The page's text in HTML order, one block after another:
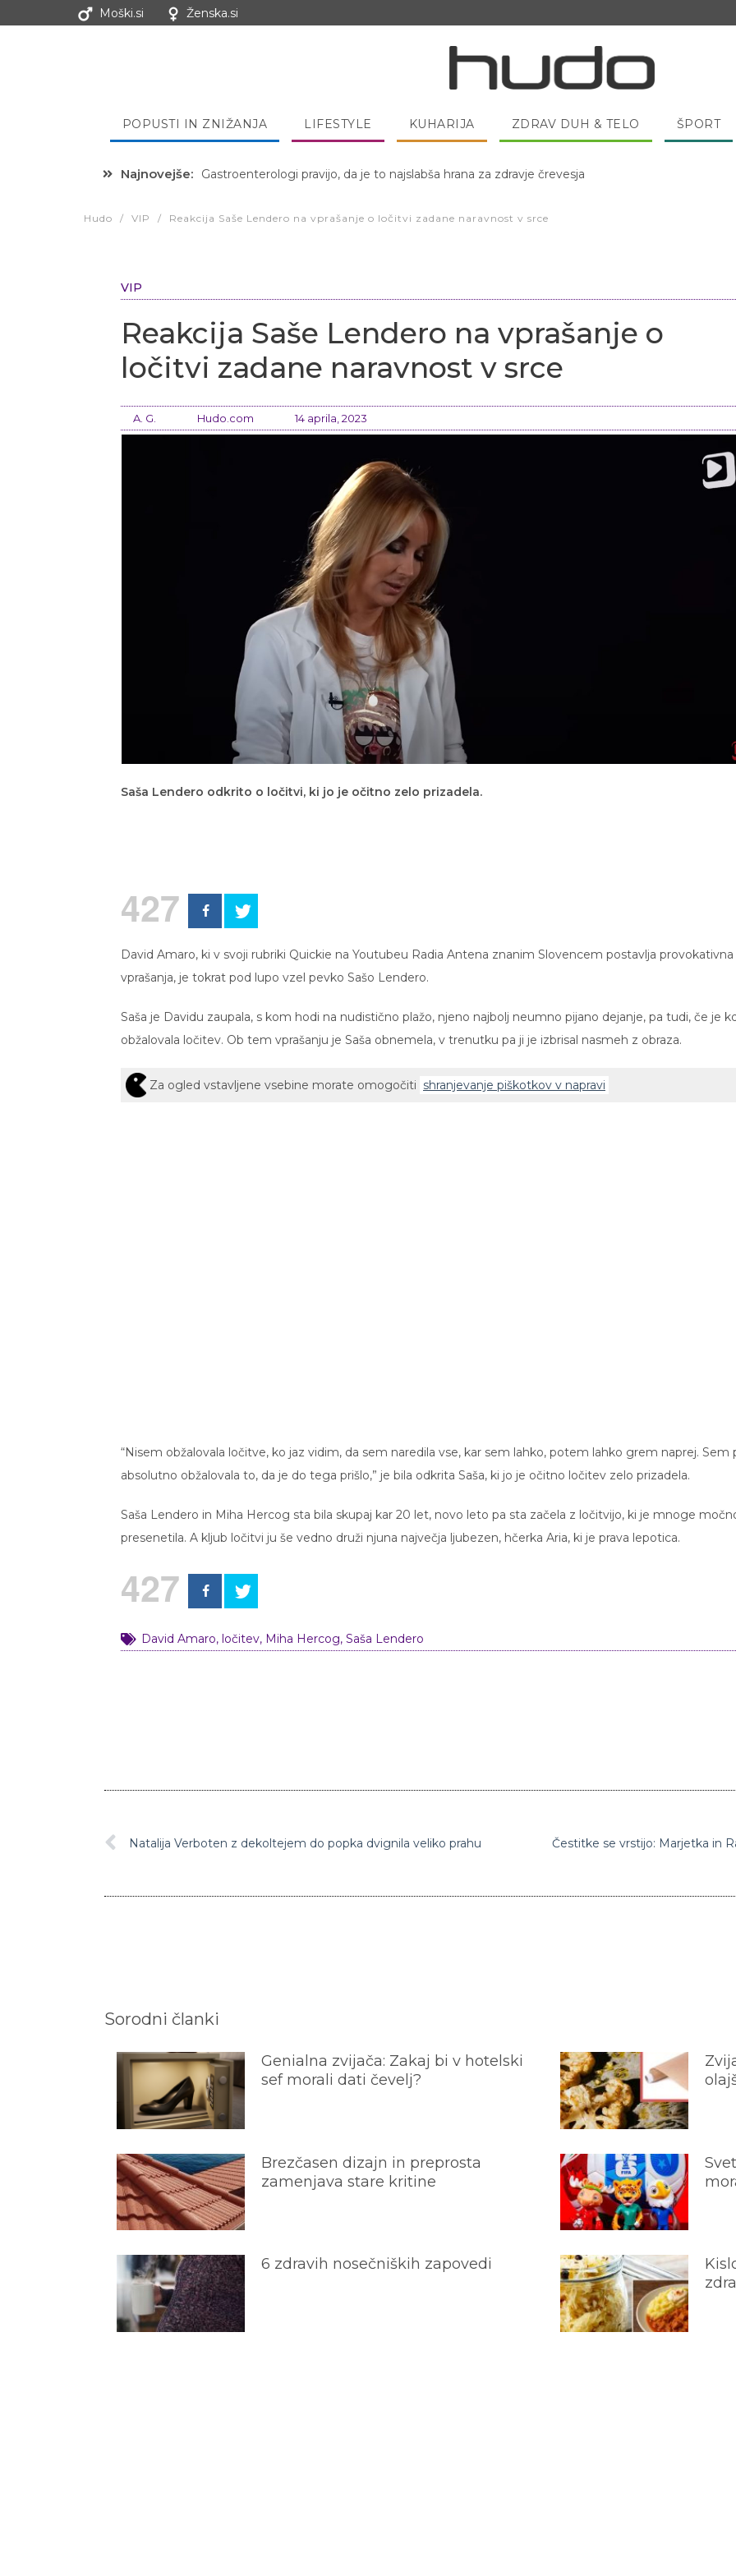
Moški.si Ženska.si
POPUSTI IN ZNIŽANJA LIFESTYLE KUHARIJA ZDRAV DUH & TELO ŠPORT
Najnovejše: Hibernacijska dieta: Zakaj je pred spanjem dobro pojesti žlico medu?
Hudo / VIP / Reakcija Saše Lendero na vprašanje o ločitvi zadane naravnost v srce
VIP
Reakcija Saše Lendero na vprašanje o
ločitvi zadane naravnost v srce
A. G. Hudo.com 14 aprila, 2023
Saša Lendero odkrito o ločitvi, ki jo je očitno zelo prizadela.
427
David Amaro, ki v svoji rubriki Quickie na Youtubeu Radia Antena znanim Slovencem postavlja provokativna
vprašanja, je tokrat pod lupo vzel pevko Sašo Lendero.
Saša je Davidu zaupala, s kom hodi na nudistično plažo, njeno najbolj neumno pijano dejanje, pa tudi, če je
obžalovala ločitev. Ob tem vprašanju je Saša obnemela, v trenutku pa ji je izbrisal nasmeh z obraza.
Za ogled vstavljene vsebine morate omogočiti shranjevanje piškotkov v napravi
“Nisem obžalovala ločitve, ko jaz vidim, da sem naredila vse, kar sem lahko, potem lahko grem naprej. Sem
absolutno obžalovala to, da je do tega prišlo,” je bila odkrita Saša, ki jo je očitno ločitev zelo prizadela.
Saša Lendero in Miha Hercog sta bila skupaj kar 20 let, novo leto pa sta začela z ločitvijo, ki je mnoge
presenetila. A kljub ločitvi ju še vedno druži njuna največja ljubezen, hčerka Aria, ki je prava lepotica.
427
David Amaro, ločitev, Miha Hercog, Saša Lendero
Natalija Verboten z dekoltejem do popka dvignila veliko prahu
Sorodni članki
Genialna zvijača: Zakaj bi v hotelski
sef morali dati čevelj?
Brezčasen dizajn in preprosta
zamenjava stare kritine
6 zdravih nosečniških zapovedi